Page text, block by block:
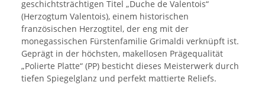
geschichtsträchtigen Titel „Duche de Valentois“
(Herzogtum Valentois), einem historischen
französischen Herzogtitel, der eng mit der
monegassischen Fürstenfamilie Grimaldi verknüpft ist.
Geprägt in der höchsten, makellosen Prägequalität
„Polierte Platte“ (PP) besticht dieses Meisterwerk durch
tiefen Spiegelglanz und perfekt mattierte Reliefs.